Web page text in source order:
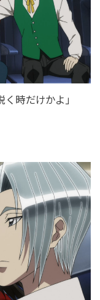
時だけかよ」